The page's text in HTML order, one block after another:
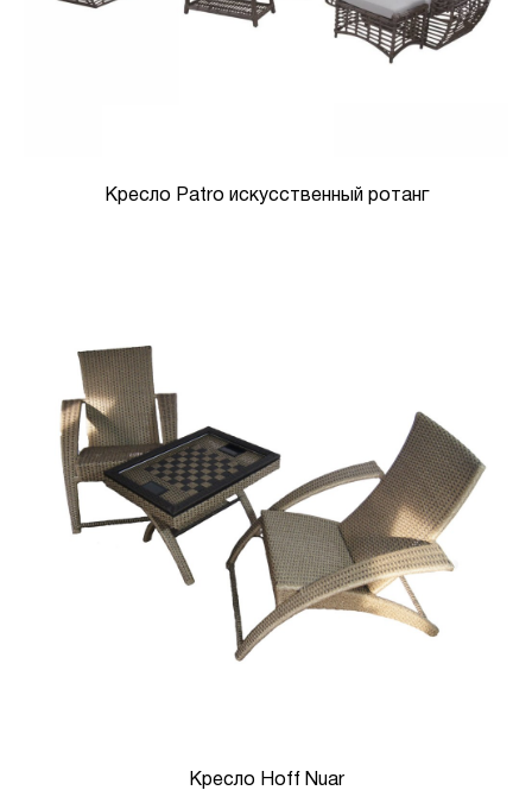
Кресло Patro искусственный ротанг
Кресло Hoff Nuar